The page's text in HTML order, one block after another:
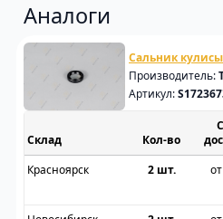
Аналоги
Сальник
Производитель:
Артикул:
Склад
Красноярск
2 шт.